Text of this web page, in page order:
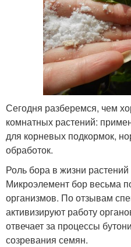
Сегодня разберемся, чем
комнатных растений:
для корневых подкормок,
обработок.
Роль бора в жизни растений
Микроэлемент бор весьма
организмов. По отзывам
активизируют работу
отвечает за процессы
созревания семян.